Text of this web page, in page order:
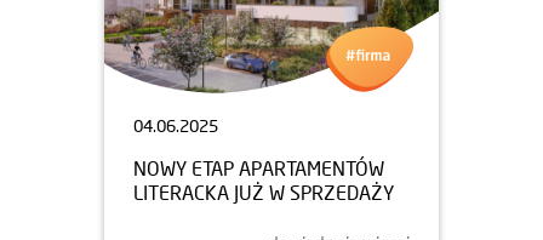
04.06.2025
NOWY ETAP APARTAMENTÓW
LITERACKA JUŻ W SPRZEDAŻY